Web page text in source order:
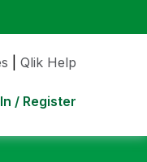
Qlik Help
/ Register